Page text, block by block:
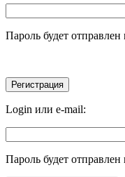
Пароль будет отправлен
Login или e-mail:
Пароль будет отправлен